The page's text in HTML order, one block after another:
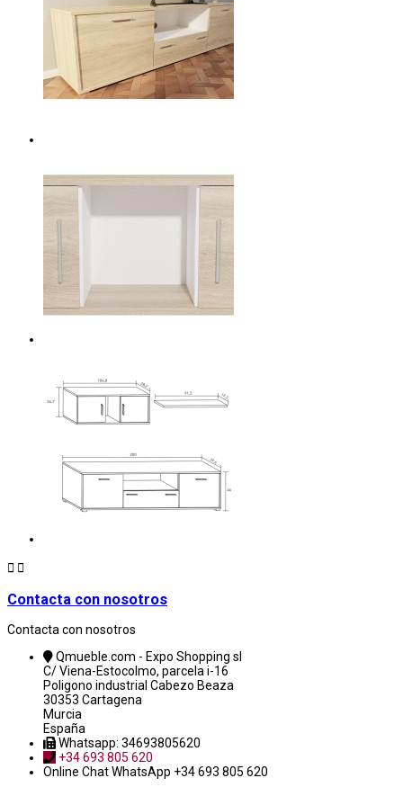
 
Contacta con nosotros
Contacta con nosotros
Qmueble.com - Expo Shopping sl
C/ Viena-Estocolmo, parcela i-16
Poligono industrial Cabezo Beaza
30353 Cartagena
Murcia
España
Whatsapp: 34693805620
+34 693 805 620
Online ChatWhatsApp +34 693 805 620